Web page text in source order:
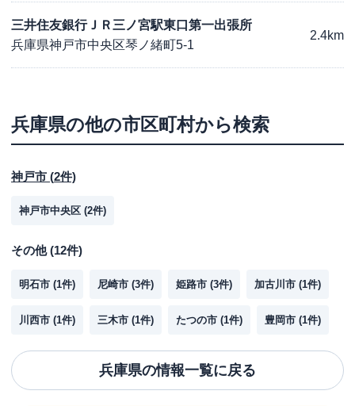
三井住友銀行ＪＲ三ノ宮駅東口第一出張所
兵庫県神戸市中央区琴ノ緒町5-1
2.4km
兵庫県の他の市区町村から検索
神戸市 (2件)
神戸市中央区 (2件)
その他(12件)
明石市 (1件) 尼崎市 (3件) 姫路市 (3件) 加古川市 (1件)
川西市 (1件) 三木市 (1件) たつの市 (1件) 豊岡市 (1件)
兵庫県の情報一覧に戻る